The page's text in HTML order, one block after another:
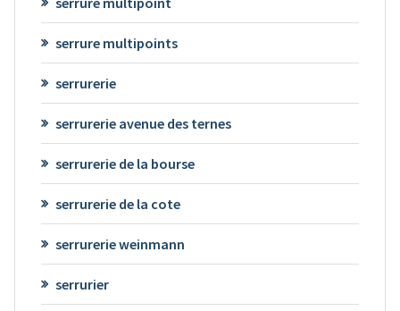
serrure multipoints
serrurerie
serrurerie avenue des ternes
serrurerie de la bourse
serrurerie de la cote
serrurerie weinmann
serrurier